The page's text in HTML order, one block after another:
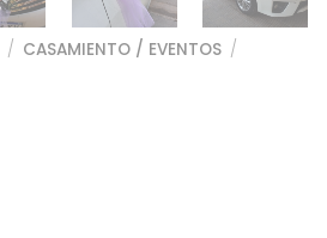
/ CASAMIENTO / EVENTOS /